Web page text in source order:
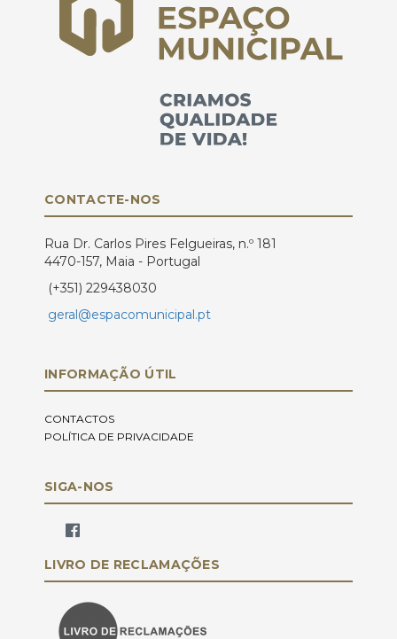
CONTACTE-NOS
Rua Dr. Carlos Pires Felgueiras, n.º 181
4470-157, Maia - Portugal
(+351) 229438030
geral@espacomunicipal.pt
INFORMAÇÃO ÚTIL
CONTACTOS
POLÍTICA DE PRIVACIDADE
SIGA-NOS
LIVRO DE RECLAMAÇÕES